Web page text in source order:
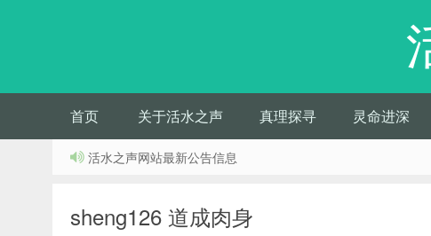
首页 关于活水之声 真理探寻 灵命进深
活水之声网站最新公告信息
sheng126 道成肉身